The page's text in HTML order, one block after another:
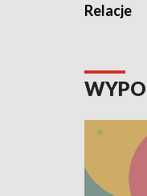
Relacje